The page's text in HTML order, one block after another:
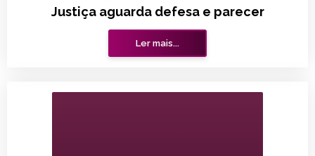
Justiça aguarda defesa e parecer
Ler mais...